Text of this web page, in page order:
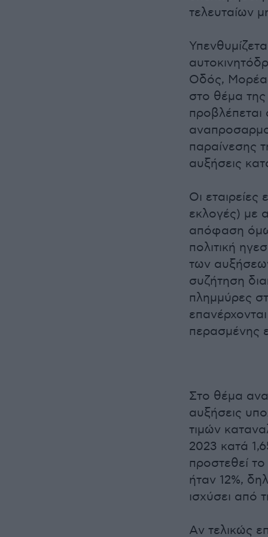
τελευταίων
Οδός,
στο θέμα της
προβλέπεται
παραίνεσης
αυξήσεις
Οι
εκλογές) με
απόφαση
πολιτική
των
συζήτηση
πλημμύρες
περασμένης
Στο θέμα
αυξήσεις
τιμών
2023 κατά
προστεθεί
ήταν 12%,
ισχύσει από
Aν τελικώς